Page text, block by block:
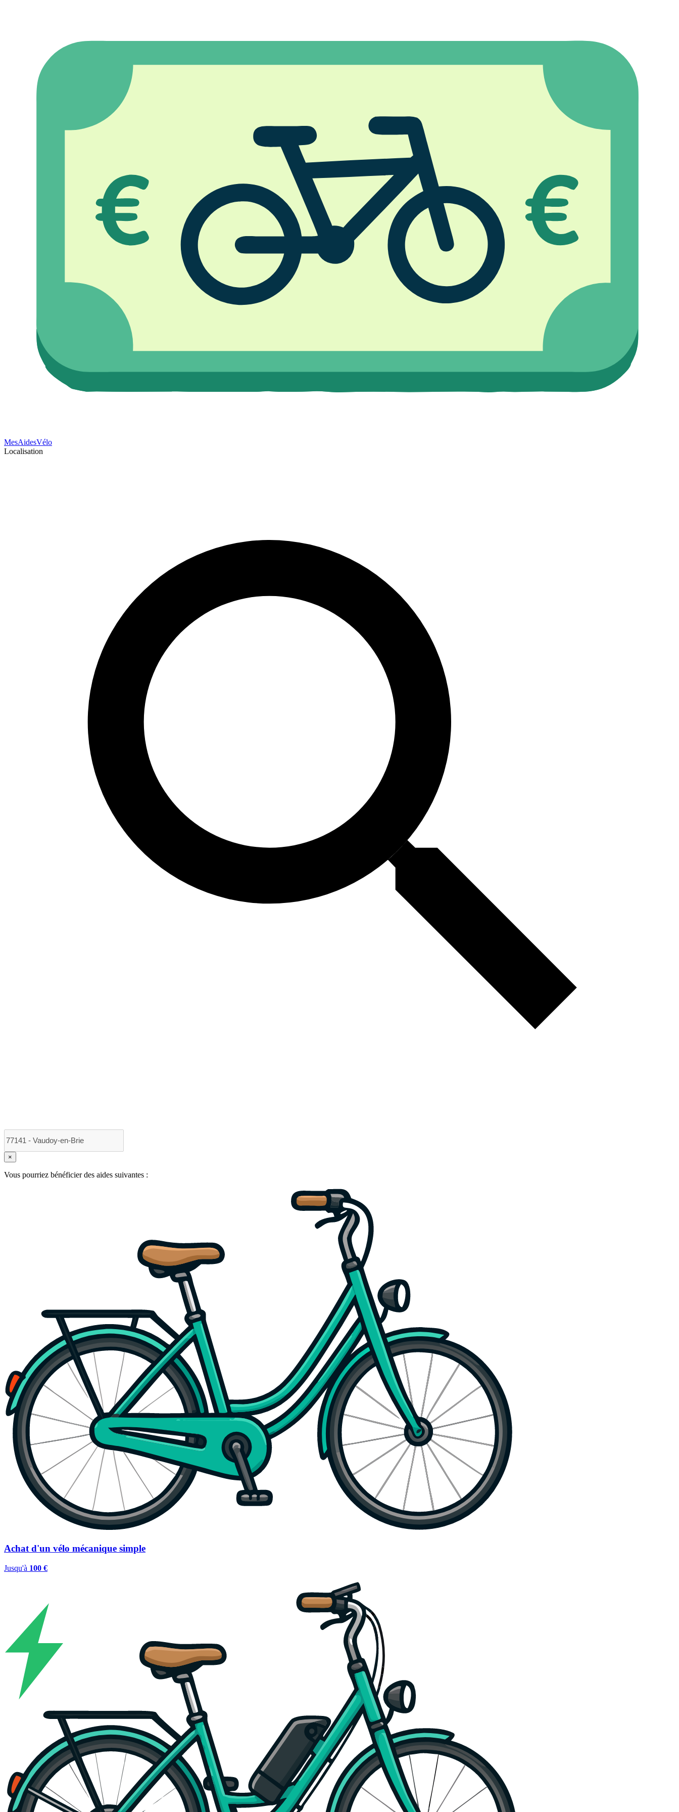
MesAidesVélo
Localisation
×
Vous pourriez bénéficier des aides suivantes :
Achat d'un vélo mécanique simple
Jusqu'à 100 €